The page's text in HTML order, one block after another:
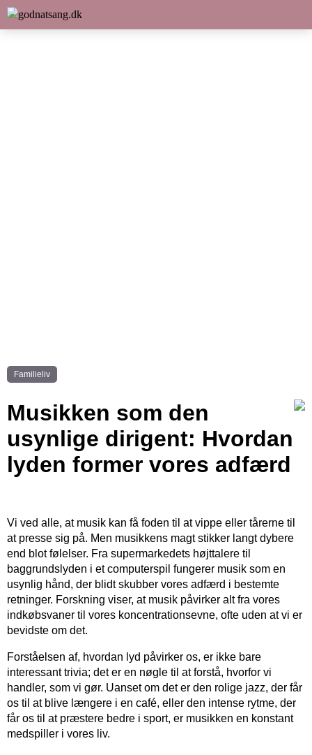
Familieliv
Musikken som den
usynlige dirigent: Hvordan
lyden former vores adfærd
Vi ved alle, at musik kan få foden til at vippe eller tårerne til
at presse sig på. Men musikkens magt stikker langt dybere
end blot følelser. Fra supermarkedets højttalere til
baggrundslyden i et computerspil fungerer musik som en
usynlig hånd, der blidt skubber vores adfærd i bestemte
retninger. Forskning viser, at musik påvirker alt fra vores
indkøbsvaner til vores koncentrationsevne, ofte uden at vi er
bevidste om det.
Forståelsen af, hvordan lyd påvirker os, er ikke bare
interessant trivia; det er en nøgle til at forstå, hvorfor vi
handler, som vi gør. Uanset om det er den rolige jazz, der får
os til at blive længere i en café, eller den intense rytme, der
får os til at præstere bedre i sport, er musikken en konstant
medspiller i vores liv.